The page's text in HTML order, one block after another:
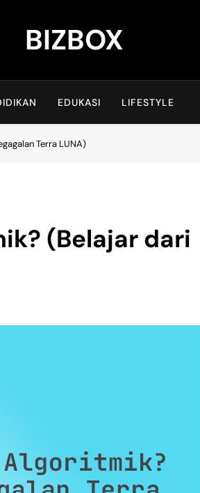
BIZBOX
EDUKASI LIFESTYLE
Terra LUNA)
(Belajar dari